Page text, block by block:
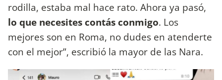
rodilla, estaba mal hace rato. Ahora ya pasó,
lo que necesites contás conmigo. Los
mejores son en Roma, no dudes en atenderte
con el mejor”, escribió la mayor de las Nara.